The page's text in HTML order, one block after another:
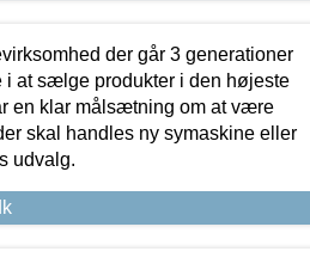
der går 3 generationer
at sælge produkter i den højeste
en klar målsætning om at være
skal handles ny symaskine eller
udvalg.